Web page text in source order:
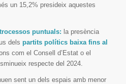
un 15,2% presideix aquestes
puntuals: la presència
dels partits polítics baixa fins al
com el Consell d’Estat o el
respecte del 2024.
sent un dels espais amb menor